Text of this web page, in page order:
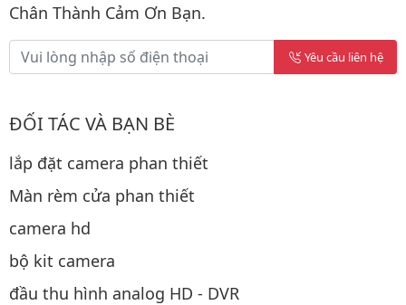
Chân Thành Cảm Ơn Bạn.
Yêu cầu liên hệ
ĐỐI TÁC VÀ BẠN BÈ
lắp đặt camera phan thiết
Màn rèm cửa phan thiết
camera hd
bộ kit camera
đầu thu hình analog HD - DVR